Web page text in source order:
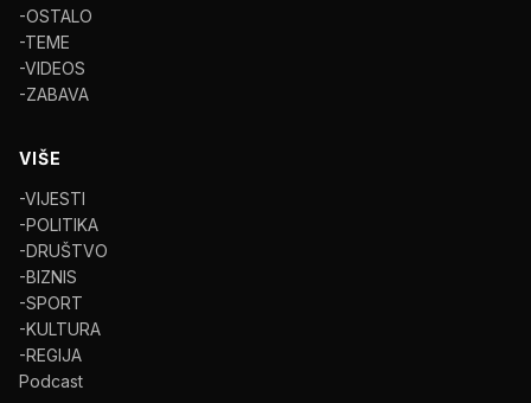
-OSTALO
-TEME
-VIDEOS
-ZABAVA
VIŠE
-VIJESTI
-POLITIKA
-DRUŠTVO
-BIZNIS
-SPORT
-KULTURA
-REGIJA
Podcast